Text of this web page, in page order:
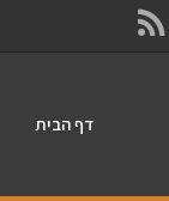
דף הבית